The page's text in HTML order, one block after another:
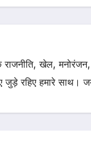
खेल, मनोरंजन,
रहिए हमारे साथ।